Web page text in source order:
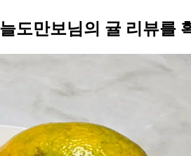
도만보님의 귤 리뷰를